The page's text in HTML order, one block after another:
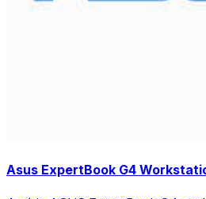
Asus ExpertBook G4